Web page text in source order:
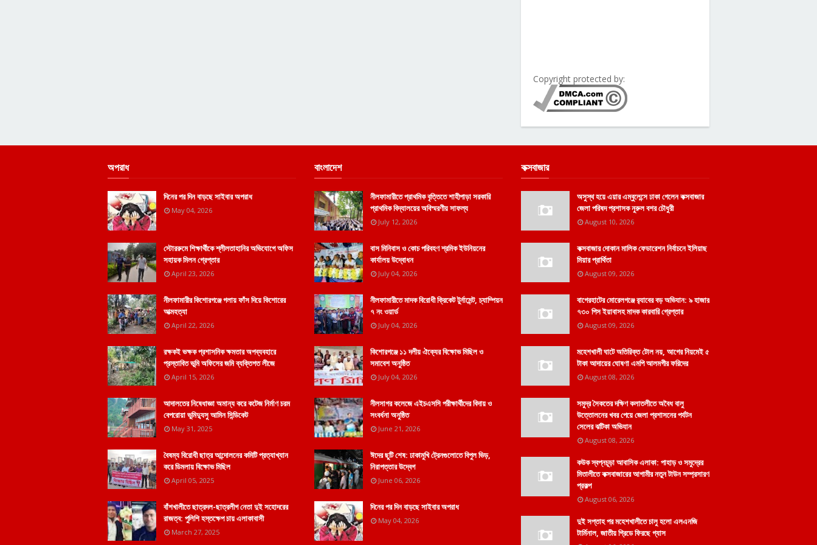
Copyright protected by:
অপরাধ
দিনের পর দিন বাড়ছে সাইবার অপরাধ
May 04, 2026
স্টোররুমে শিক্ষার্থীকে শ্লীলতাহানির অভিযোগে অফিস
সহায়ক মিলন গ্রেপ্তার
April 23, 2026
নীলফামারীর কিশোরগঞ্জে গলায় ফাঁস দিয়ে কিশোরের
আত্মহত্যা
April 22, 2026
রক্ষকই ভক্ষক প্রশাসনিক ক্ষমতার অপব্যবহারে
প্রস্তাবিত ভূমি অফিসের জমি ব্যক্তিগত লীজে
April 15, 2026
আদালতের নিষেধাজ্ঞা অমান্য করে কটেজ নির্মাণ চরম
বেপরোয়া ভুমিদ্যুসু আমিন সিন্ডিকেট
May 31, 2025
বৈষম্য বিরোধী ছাত্র আন্দোলনের কমিটি প্রত্যাখ্যান
করে ডিমলায় বিক্ষোভ মিছিল
April 05, 2025
বাঁশখালীতে ছাত্রদল-ছাত্রলীগ নেতা দুই সহোদরের
রাজত্ব: পুলিশি হস্তক্ষেপ চায় এলাকাবাসী
March 27, 2025
বাংলাদেশ
নীলফামারীতে প্রাথমিক বৃত্তিতে শাহীপাড়া সরকারি
প্রাথমিক বিদ্যালয়ের অবিস্মরণীয় সাফল্য
July 12, 2026
বাস মিনিবাস ও কোচ পরিবহণ শ্রমিক ইউনিয়নের
কার্যালয় উদ্বোধন
July 04, 2026
নীলফামারীতে মাদক বিরোধী ক্রিকেট টুর্নামেন্ট, চ্যাম্পিয়ন
৭ নং ওয়ার্ড
July 04, 2026
কিশোরগঞ্জে ১১ দলীয় ঐক্যের বিক্ষোভ মিছিল ও
সমাবেশ অনুষ্ঠিত
July 04, 2026
নীলসাগর কলেজে এইচএসসি পরীক্ষার্থীদের বিদায় ও
সংবর্ধনা অনুষ্ঠিত
June 21, 2026
ঈদের ছুটি শেষ: ঢাকামুখি ট্রেনগুলোতে বিপুল ভিড়,
নিরাপত্তার উদ্বেগ
June 06, 2026
দিনের পর দিন বাড়ছে সাইবার অপরাধ
May 04, 2026
কক্সবাজার
অসুস্থ হয়ে এয়ার এম্বুলেন্সে ঢাকা গেলেন কক্সবাজার
জেলা পরিষদ প্রশাসক নুরুল বশর চৌধুরী
August 10, 2026
কক্সবাজার দোকান মালিক ফেডারেশন নির্বাচনে ইলিয়াছ
মিয়ার প্রার্থিতা
August 09, 2026
বাগেরহাটের মোরেলগঞ্জে র‍্যাবের বড় অভিযান: ৯ হাজার
৭৩০ পিস ইয়াবাসহ মাদক কারবারি গ্রেপ্তার
August 09, 2026
মহেশখালী ঘাটে অতিরিক্ত টোল নয়, আগের নিয়মেই ৫
টাকা আদায়ের ঘোষণা এমপি আলমগীর ফরিদের
August 08, 2026
সমুদ্র সৈকতের দক্ষিণ কলাতলীতে অবৈধ বালু
উত্তোলনের খবর পেয়ে জেলা প্রশাসনের পর্যটন
সেলের ঝটিকা অভিযান
August 08, 2026
কউক স্বপ্নচূড়া আবাসিক এলাকা: পাহাড় ও সমুদ্রের
মিতালীতে কক্সবাজারের আগামীর নতুন টাউন সম্প্রসারণ
প্রকল্প
August 06, 2026
দুই সপ্তাহ পর মহেশখালীতে চালু হলো এলএনজি
টার্মিনাল, জাতীয় গ্রিডে ফিরছে গ্যাস